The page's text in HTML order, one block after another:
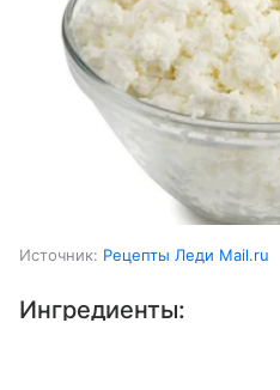
Источник: Рецепты Леди Mail.ru
Ингредиенты: